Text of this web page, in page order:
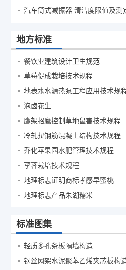
汽车筒式减振器 清洁度限值及测
地方标准
餐饮业建筑设计卫生规范
草莓促成栽培技术规程
地表水水源热泵工程应用技术规
泡卤花生
鹰架招鹰控制草地鼠害技术规程
冷轧扭钢筋混凝土结构技术规程
乔化苹果园水肥管理技术规程
莩荠栽培技术规程
地理标志证明商标孝感早蜜桃
地理标志产品朱湖糯米
标准图集
轻质多孔条板隔墙构造
钢丝网架水泥聚苯乙烯夹芯板构